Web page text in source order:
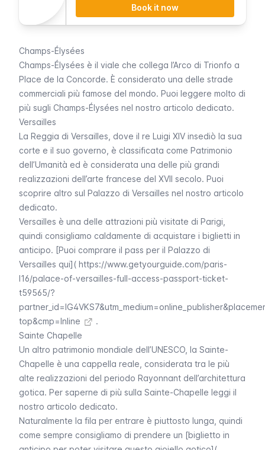
Book it now
Champs-Élysées
Champs-Élysées è il viale che collega l’Arco di Trionfo a
Place de la Concorde. È considerato una delle strade
commerciali più famose del mondo. Puoi leggere molto di
più sugli Champs-Élysées nel nostro articolo dedicato.
Versailles
La Reggia di Versailles , dove il re Luigi XIV insediò la sua
corte e il suo governo, è classificata come Patrimonio
dell’Umanità ed è considerata una delle più grandi
realizzazioni dell’arte francese del XVII secolo. Puoi
scoprire altro sul Palazzo di Versailles nel nostro articolo
dedicato.
Versailles è una delle attrazioni più visitate di Parigi,
quindi consigliamo caldamente di acquistare i biglietti in
anticipo. [Puoi comprare il pass per il Palazzo di
Versailles qui]( https://www.getyourguide.com/paris-
l16/palace-of-versailles-full-access-passport-ticket-
t59565/?
top&cmp=Inline
.
Sainte Chapelle
Un altro patrimonio mondiale dell’UNESCO, la Sainte-
Chapelle è una cappella reale, considerata tra le più
alte realizzazioni del periodo Rayonnant dell’architettura
gotica. Per saperne di più sulla Sainte-Chapelle leggi il
nostro articolo dedicato.
Naturalmente la fila per entrare è piuttosto lunga, quindi
come sempre consigliamo di prendere un [biglietto in